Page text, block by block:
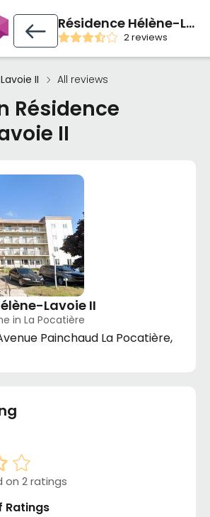
Résidence Hélène-Lavoie II
2 reviews
II All reviews
Résidence
II
Lavoie II
in La Pocatière
Painchaud La Pocatière,
on 2 ratings
Ratings